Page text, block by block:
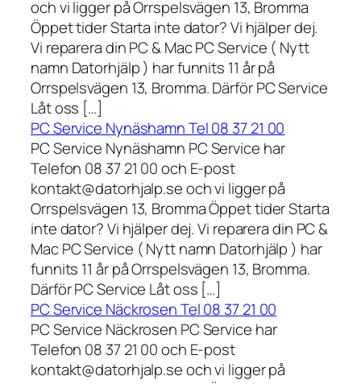
och vi ligger på Orrspelsvägen 13, Bromma
Öppet tider Starta inte dator? Vi hjälper dej.
Vi reparera din PC & Mac PC Service ( Nytt
namn Datorhjälp ) har funnits 11 år på
Orrspelsvägen 13, Bromma. Därför PC Service
Låt oss […]
PC Service Nynäshamn Tel 08 37 21 00
PC Service Nynäshamn PC Service har
Telefon 08 37 21 00 och E-post
kontakt@datorhjalp.se och vi ligger på
Orrspelsvägen 13, Bromma Öppet tider Starta
inte dator? Vi hjälper dej. Vi reparera din PC &
Mac PC Service ( Nytt namn Datorhjälp ) har
funnits 11 år på Orrspelsvägen 13, Bromma.
Därför PC Service Låt oss […]
PC Service Näckrosen Tel 08 37 21 00
PC Service Näckrosen PC Service har
Telefon 08 37 21 00 och E-post
kontakt@datorhjalp.se och vi ligger på